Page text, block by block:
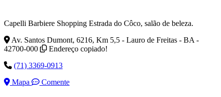
Capelli Barbiere Shopping Estrada do Côco, salão de beleza.
Av. Santos Dumont, 6216, Km 5,5 - Lauro de Freitas - BA -
42700-000
Endereço copiado!
(71) 3369-0913
Mapa
Comente